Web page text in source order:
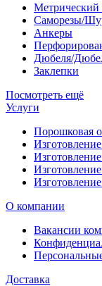
Метрический
Саморезы/
Анкеры
Дюбеля/
Заклепки
Посмотреть ещё
Услуги
Порошковая
О компании
Вакансии
Доставка